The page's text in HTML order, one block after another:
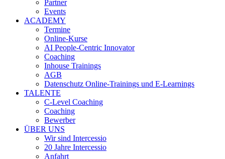
Partner
Events
ACADEMY
Termine
Online-Kurse
AI People-Centric Innovator
Coaching
Inhouse Trainings
AGB
Datenschutz Online-Trainings und E-Learnings
TALENTE
C-Level Coaching
Coaching
Bewerber
ÜBER UNS
Wir sind Intercessio
20 Jahre Intercessio
Anfahrt